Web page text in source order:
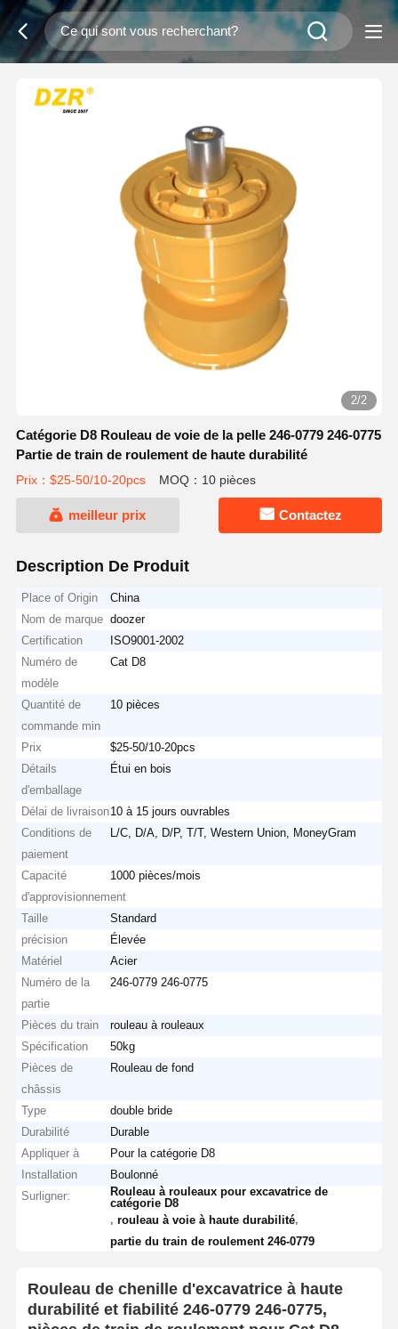
2/2
Catégorie D8 Rouleau de voie de la pelle 246-0779 246-0775
Partie de train de roulement de haute durabilité
Prix：$25-50/10-20pcs MOQ：10 pièces
meilleur prix Contactez
Description De Produit
Place of Origin
China
Nom de marque doozer
Certification
ISO9001-2002
Numéro de
modèle
Cat D8
Quantité de
commande min
10 pièces
Prix
$25-50/10-20pcs
Détails
d'emballage
Étui en bois
Délai de livraison10 à 15 jours ouvrables
Conditions de
paiement
L/C, D/A, D/P, T/T, Western Union, MoneyGram
Capacité
d'approvisionnement
1000 pièces/mois
Taille
Standard
précision
Élevée
Matériel
Acier
Numéro de la
partie
246-0779 246-0775
Pièces du train
rouleau à rouleaux
Spécification
50kg
Pièces de
châssis
Rouleau de fond
Type
double bride
Durabilité
Durable
Appliquer à
Pour la catégorie D8
Installation
Boulonné
Surligner:
Rouleau à rouleaux pour excavatrice de
catégorie D8
,rouleau à voie à haute durabilité
partie du train de roulement 246-0779
Rouleau de chenille d'excavatrice à haute
durabilité et fiabilité 246-0779 246-0775,